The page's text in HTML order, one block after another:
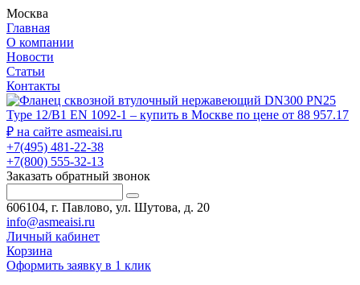
Москва
Главная
О компании
Новости
Статьи
Контакты
+7(495) 481-22-38
+7(800) 555-32-13
Заказать обратный звонок
606104, г. Павлово, ул. Шутова, д. 20
info@asmeaisi.ru
Личный кабинет
Корзина
Оформить заявку в 1 клик